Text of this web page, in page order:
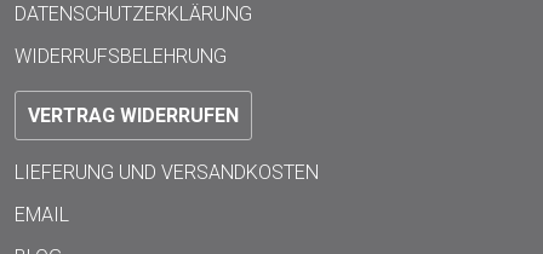
DATENSCHUTZERKLÄRUNG
WIDERRUFSBELEHRUNG
VERTRAG WIDERRUFEN
LIEFERUNG UND VERSANDKOSTEN
EMAIL